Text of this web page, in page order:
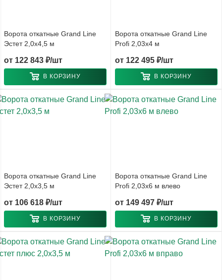
Ворота откатные Grand Line
Эстет 2,0х4,5 м
от 122 843 ₽/шт
В КОРЗИНУ
Ворота откатные Grand Line
Profi 2,03х4 м
от 122 495 ₽/шт
В КОРЗИНУ
Ворота откатные Grand Line
Эстет 2,0х3,5 м
от 106 618 ₽/шт
В КОРЗИНУ
Ворота откатные Grand Line
Profi 2,03х6 м влево
от 149 497 ₽/шт
В КОРЗИНУ